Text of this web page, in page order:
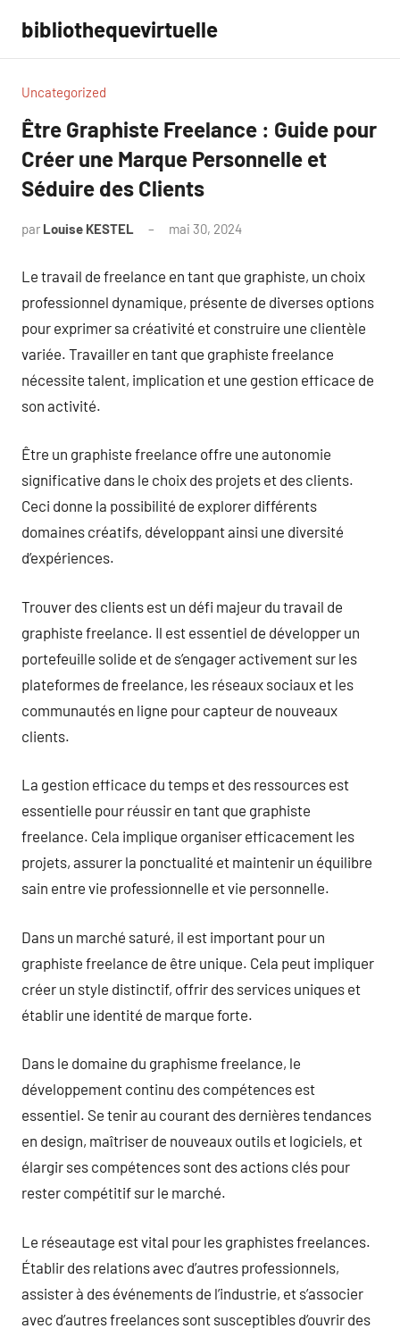
contenu
bibliothequevirtuelle
Uncategorized
Être Graphiste Freelance : Guide pour
Créer une Marque Personnelle et
Séduire des Clients
par Louise KESTEL mai 30, 2024
Le travail de freelance en tant que graphiste, un choix
professionnel dynamique, présente de diverses options
pour exprimer sa créativité et construire une clientèle
variée. Travailler en tant que graphiste freelance
nécessite talent, implication et une gestion efficace de
son activité.
Être un graphiste freelance offre une autonomie
significative dans le choix des projets et des clients.
Ceci donne la possibilité de explorer différents
domaines créatifs, développant ainsi une diversité
d’expériences.
Trouver des clients est un défi majeur du travail de
graphiste freelance. Il est essentiel de développer un
portefeuille solide et de s’engager activement sur les
plateformes de freelance, les réseaux sociaux et les
communautés en ligne pour capteur de nouveaux
clients.
La gestion efficace du temps et des ressources est
essentielle pour réussir en tant que graphiste
freelance. Cela implique organiser efficacement les
projets, assurer la ponctualité et maintenir un équilibre
sain entre vie professionnelle et vie personnelle.
Dans un marché saturé, il est important pour un
graphiste freelance de être unique. Cela peut impliquer
créer un style distinctif, offrir des services uniques et
établir une identité de marque forte.
Dans le domaine du graphisme freelance, le
développement continu des compétences est
essentiel. Se tenir au courant des dernières tendances
en design, maîtriser de nouveaux outils et logiciels, et
élargir ses compétences sont des actions clés pour
rester compétitif sur le marché.
Le réseautage est vital pour les graphistes freelances.
Établir des relations avec d’autres professionnels,
assister à des événements de l’industrie, et s’associer
avec d’autres freelances sont susceptibles d’ouvrir des